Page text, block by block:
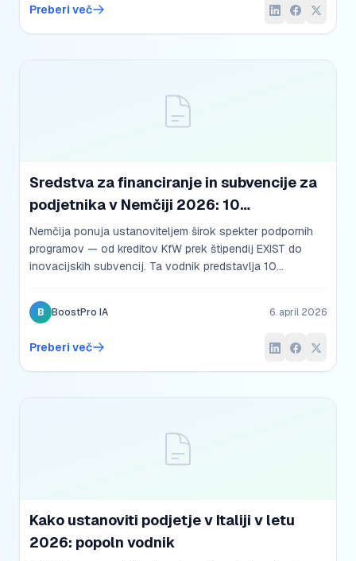
Preberi več
Sredstva za financiranje in subvencije za
podjetnika v Nemčiji 2026: 10
najpomembnejših programov
Nemčija ponuja ustanoviteljem širok spekter podpornih
programov — od kreditov KfW prek štipendij EXIST do
inovacijskih subvencij. Ta vodnik predstavlja 10
pojasnjuje, kako jih lahko zaprosite.
B BoostPro IA 6. april 2026
Preberi več
Kako ustanoviti podjetje v Italiji v letu
2026: popoln vodnik